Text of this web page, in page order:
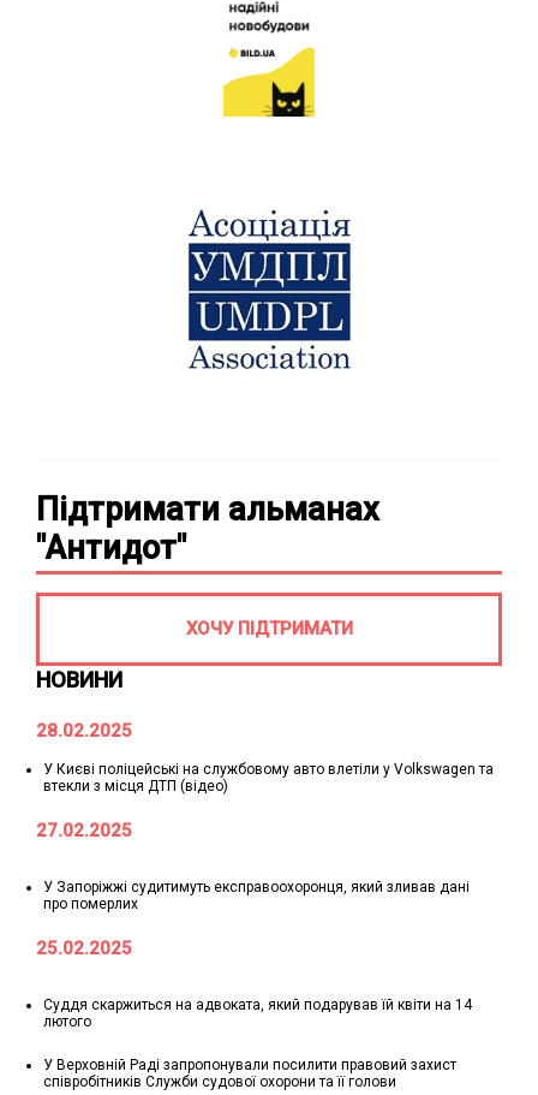
НОВИНИ
28.02.2025
У Києві поліцейські на службовому авто влетіли у Volkswagen та
втекли з місця ДТП (відео)
27.02.2025
У Запоріжжі судитимуть експравоохоронця, який зливав дані
про померлих
25.02.2025
Суддя скаржиться на адвоката, який подарував їй квіти на 14
лютого
У Верховній Раді запропонували посилити правовий захист
співробітників Служби судової охорони та її голови
Підтримати альманах
"Антидот"
ХОЧУ ПІДТРИМАТИ